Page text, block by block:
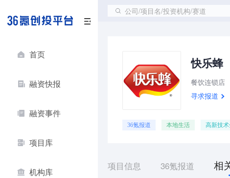
首页
融资快报
融资事件
项目库
机构库
公司/项目名/投资机构/赛道
快乐蜂
餐饮连锁店
寻求报道
36氪报道 本地生活 高新技术
项目信息 36氪报道 相